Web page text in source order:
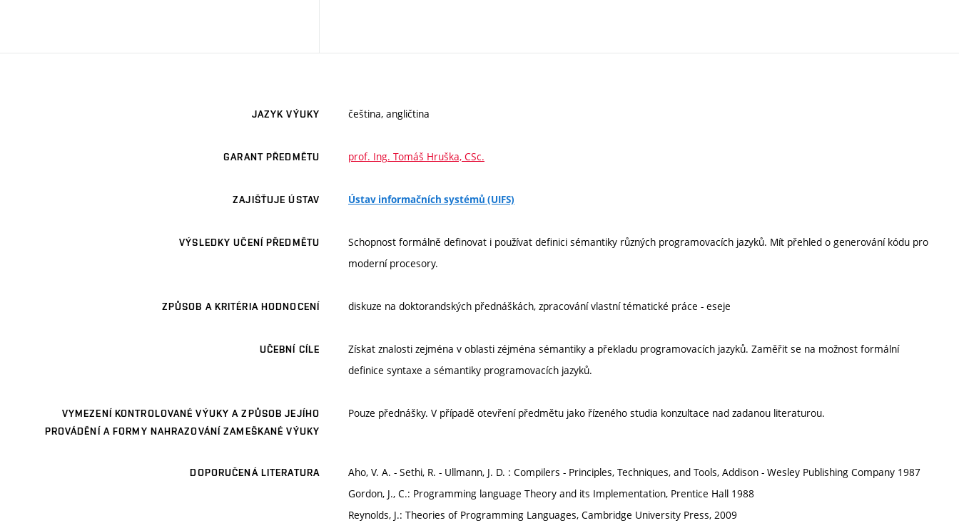
JAZYK VÝUKY čeština, angličtina
GARANT PŘEDMĚTU prof. Ing. Tomáš Hruška, CSc.
ZAJIŠŤUJE ÚSTAV Ústav informačních systémů (UIFS)
VÝSLEDKY UČENÍ PŘEDMĚTU
Schopnost formálně definovat i používat definici sémantiky různých programovacích jazyků. Mít přehled o generování kódu pro
moderní procesory.
ZPŮSOB A KRITÉRIA HODNOCENÍ diskuze na doktorandských přednáškách, zpracování vlastní tématické práce - eseje
UČEBNÍ CÍLE
Získat znalosti zejména v oblasti zéjména sémantiky a překladu programovacích jazyků. Zaměřit se na možnost formální
definice syntaxe a sémantiky programovacích jazyků.
VYMEZENÍ KONTROLOVANÉ VÝUKY A ZPŮSOB JEJÍHO
PROVÁDĚNÍ A FORMY NAHRAZOVÁNÍ ZAMEŠKANÉ VÝUKY
Pouze přednášky. V případě otevření předmětu jako řízeného studia konzultace nad zadanou literaturou.
DOPORUČENÁ LITERATURA
Aho, V. A. - Sethi, R. - Ullmann, J. D. : Compilers - Principles, Techniques, and Tools, Addison - Wesley Publishing Company 1987
Gordon, J., C.: Programming language Theory and its Implementation, Prentice Hall 1988
Reynolds, J.: Theories of Programming Languages, Cambridge University Press, 2009